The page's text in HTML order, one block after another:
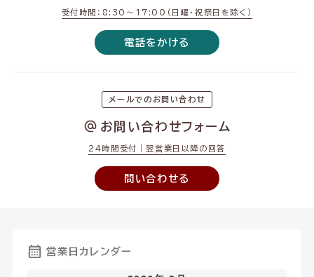
受付時間：8:30〜17:00（日曜・祝祭日を除く）
電話をかける
メールでのお問い合わせ
お問い合わせフォーム
24時間受付｜翌営業日以降の回答
問い合わせる
営業日カレンダー